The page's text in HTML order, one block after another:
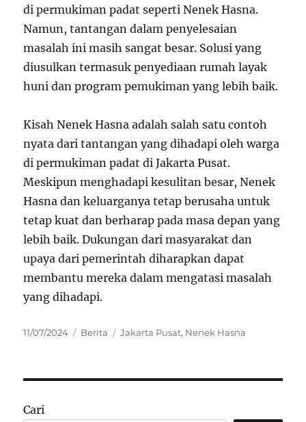
di permukiman padat seperti Nenek Hasna.
Namun, tantangan dalam penyelesaian
masalah ini masih sangat besar. Solusi yang
diusulkan termasuk penyediaan rumah layak
huni dan program pemukiman yang lebih baik.
Kisah Nenek Hasna adalah salah satu contoh
nyata dari tantangan yang dihadapi oleh warga
di permukiman padat di Jakarta Pusat.
Meskipun menghadapi kesulitan besar, Nenek
Hasna dan keluarganya tetap berusaha untuk
tetap kuat dan berharap pada masa depan yang
lebih baik. Dukungan dari masyarakat dan
upaya dari pemerintah diharapkan dapat
membantu mereka dalam mengatasi masalah
yang dihadapi.
Posted
11/07/2024 Categories
Berita Tags
Jakarta Pusat, Nenek Hasna
Cari